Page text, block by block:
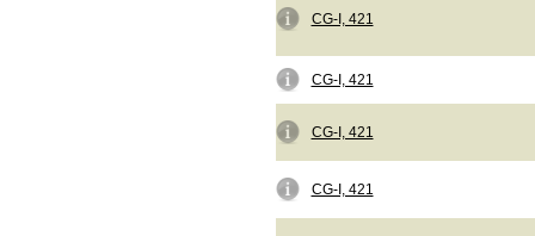
CG-I, 421
CG-I, 421
CG-I, 421
CG-I, 421